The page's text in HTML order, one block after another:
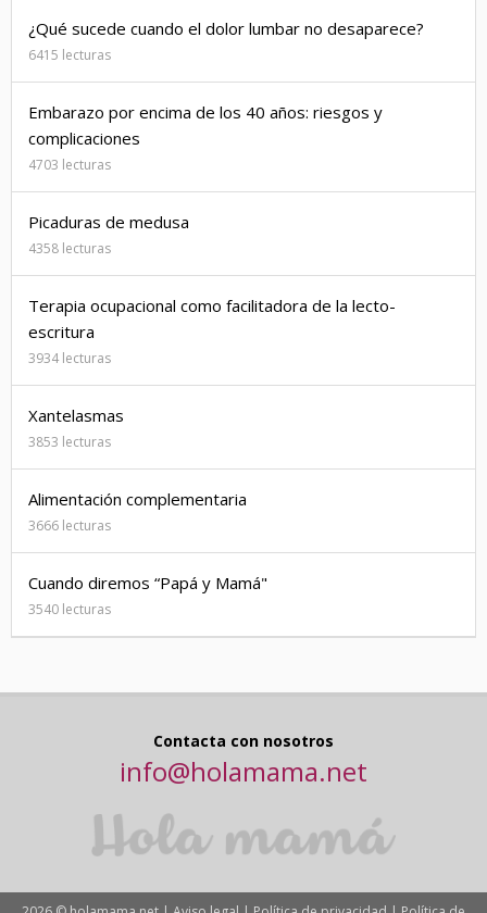
¿Qué sucede cuando el dolor lumbar no desaparece?
6415 lecturas
Embarazo por encima de los 40 años: riesgos y
complicaciones
4703 lecturas
Picaduras de medusa
4358 lecturas
Terapia ocupacional como facilitadora de la lecto-
escritura
3934 lecturas
Xantelasmas
3853 lecturas
Alimentación complementaria
3666 lecturas
Cuando diremos “Papá y Mamá"
3540 lecturas
Contacta con nosotros
info@holamama.net